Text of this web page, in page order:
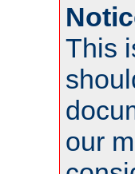
This
our